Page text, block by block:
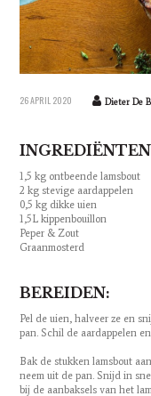
26 APRIL 2020 Dieter De
1,5 kg ontbeende lamsbout
2 kg stevige aardappelen
0,5 kg dikke uien
1,5L kippenbouillon
Peper & Zout
Graanmosterd
BEREIDEN:
Pel de uien, halveer ze en
pan. Schil de aardappelen
Bak de stukken lamsbout
neem uit de pan. Snijd in
bij de aanbaksels van het